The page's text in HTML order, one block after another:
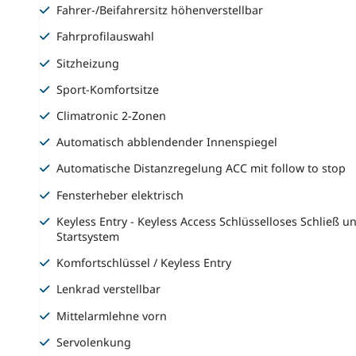
Fahrer-/Beifahrersitz höhenverstellbar
Fahrprofilauswahl
Sitzheizung
Sport-Komfortsitze
Climatronic 2-Zonen
Automatisch abblendender Innenspiegel
Automatische Distanzregelung ACC mit follow to stop
Fensterheber elektrisch
Keyless Entry - Keyless Access Schlüsselloses Schließ
Startsystem
Komfortschlüssel / Keyless Entry
Lenkrad verstellbar
Mittelarmlehne vorn
Servolenkung